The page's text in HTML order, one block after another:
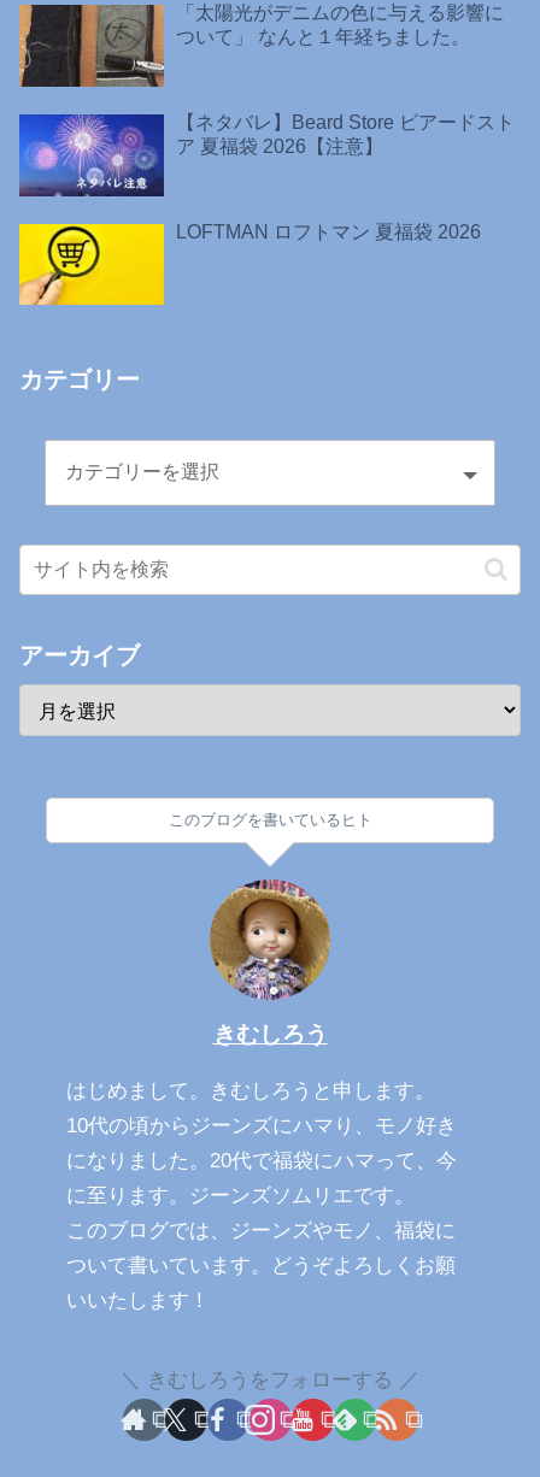
「太陽光がデニムの色に与える影響に
ついて」 なんと１年経ちました。
【ネタバレ】Beard Store ビアードスト
ア 夏福袋 2026【注意】
LOFTMAN ロフトマン 夏福袋 2026
カテゴリー
アーカイブ
このブログを書いているヒト
きむしろう
はじめまして。きむしろうと申します。
10代の頃からジーンズにハマり、モノ好き
になりました。20代で福袋にハマって、今
に至ります。ジーンズソムリエです。
このブログでは、ジーンズやモノ、福袋に
ついて書いています。どうぞよろしくお願
いいたします！
きむしろうをフォローする